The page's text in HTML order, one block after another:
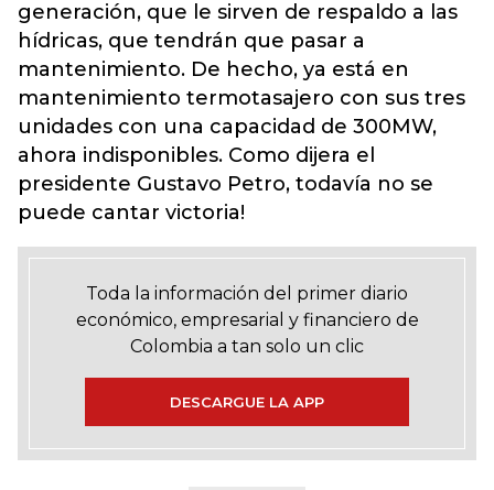
generación, que le sirven de respaldo a las
hídricas, que tendrán que pasar a
mantenimiento. De hecho, ya está en
mantenimiento termotasajero con sus tres
unidades con una capacidad de 300MW,
ahora indisponibles. Como dijera el
presidente Gustavo Petro, todavía no se
puede cantar victoria!
Toda la información del primer diario
económico, empresarial y financiero de
Colombia a tan solo un clic
DESCARGUE LA APP